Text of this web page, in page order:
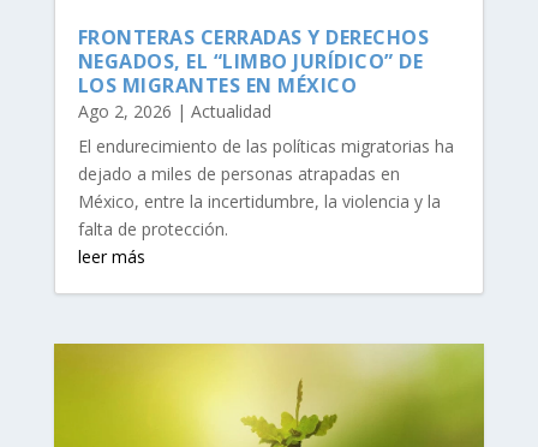
FRONTERAS CERRADAS Y DERECHOS
NEGADOS, EL “LIMBO JURÍDICO” DE
LOS MIGRANTES EN MÉXICO
Ago 2, 2026 | Actualidad
El endurecimiento de las políticas migratorias ha
dejado a miles de personas atrapadas en
México, entre la incertidumbre, la violencia y la
falta de protección.
leer más